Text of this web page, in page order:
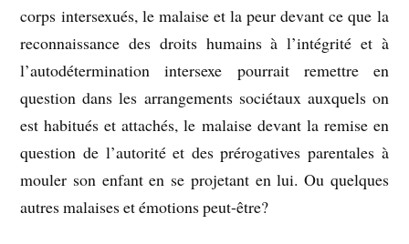
corps intersexués, le malaise et la peur devant ce que la
reconnaissance des droits humains à l’intégrité et à
l’autodétermination intersexe pourrait remettre en
question dans les arrangements sociétaux auxquels on
est habitués et attachés, le malaise devant la remise en
question de l’autorité et des prérogatives parentales à
mouler son enfant en se projetant en lui. Ou quelques
autres malaises et émotions peut-être?